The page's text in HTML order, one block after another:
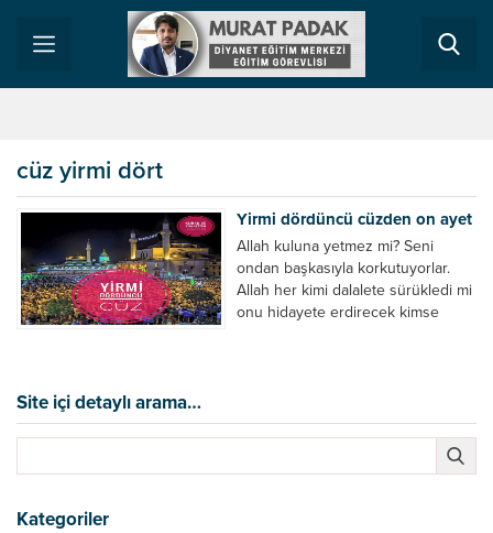
cüz yirmi dört
Yirmi dördüncü cüzden on ayet
Allah kuluna yetmez mi? Seni
ondan başkasıyla korkutuyorlar.
Allah her kimi dalalete sürükledi mi
onu hidayete erdirecek kimse
zikredilince de hemen sevinirler.
Rablerine karşı gelmekten
sakınanlar gruplar halinde cennete
Site içi detaylı arama…
Kategoriler